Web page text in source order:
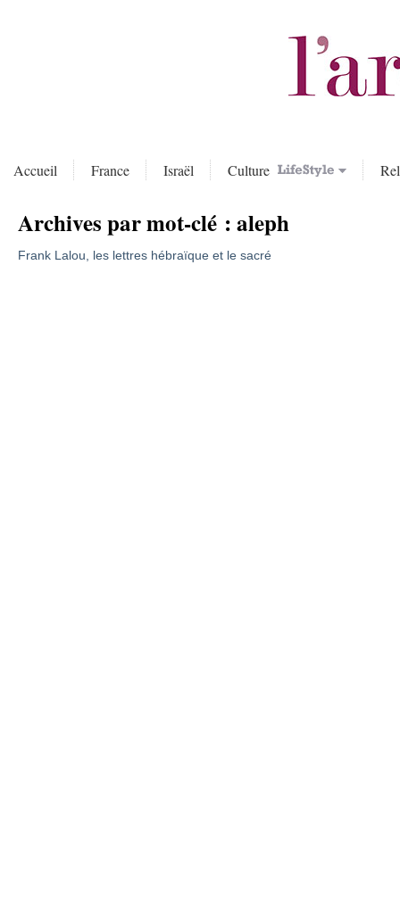
Accueil France Israël Culture
Archives par mot-clé :aleph
Frank Lalou, les lettres hébraïque et le sacré